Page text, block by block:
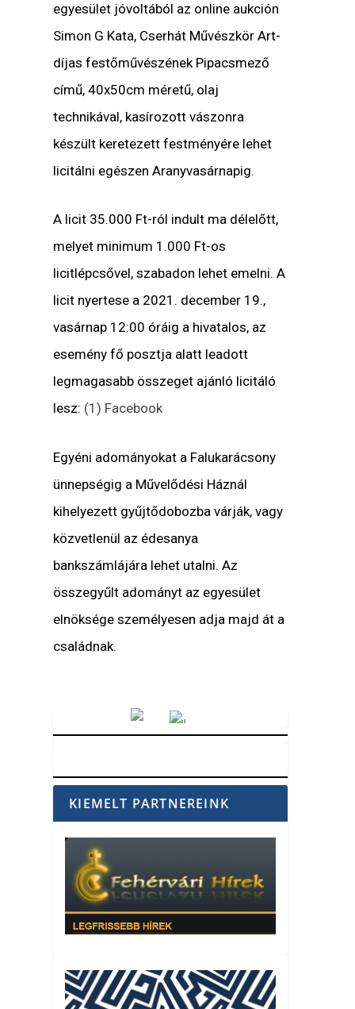
egyesület jóvoltából az online aukción
Simon G Kata, Cserhát Művészkör Art-
díjas festőművészének Pipacsmező
című, 40x50cm méretű, olaj
technikával, kasírozott vászonra
készült keretezett festményére lehet
licitálni egészen Aranyvasárnapig.
A licit 35.000 Ft-ról indult ma délelőtt,
melyet minimum 1.000 Ft-os
licitlépcsővel, szabadon lehet emelni. A
licit nyertese a 2021. december 19.,
vasárnap 12:00 óráig a hivatalos, az
esemény fő posztja alatt leadott
legmagasabb összeget ajánló licitáló
lesz: (1) Facebook
Egyéni adományokat a Falukarácsony
ünnepségig a Művelődési Háznál
kihelyezett gyűjtődobozba várják, vagy
közvetlenül az édesanya
bankszámlájára lehet utalni. Az
összegyűlt adományt az egyesület
elnöksége személyesen adja majd át a
családnak.
KIEMELT PARTNEREINK